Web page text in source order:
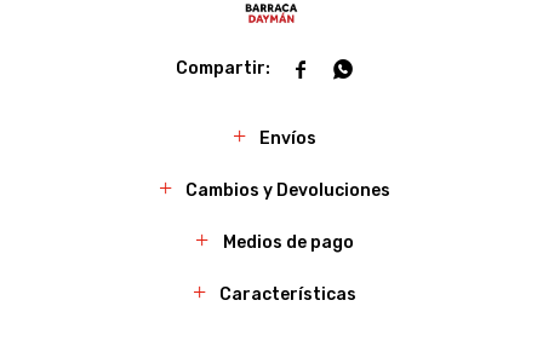
 
Envíos
Cambios y Devoluciones
Medios de pago
Características